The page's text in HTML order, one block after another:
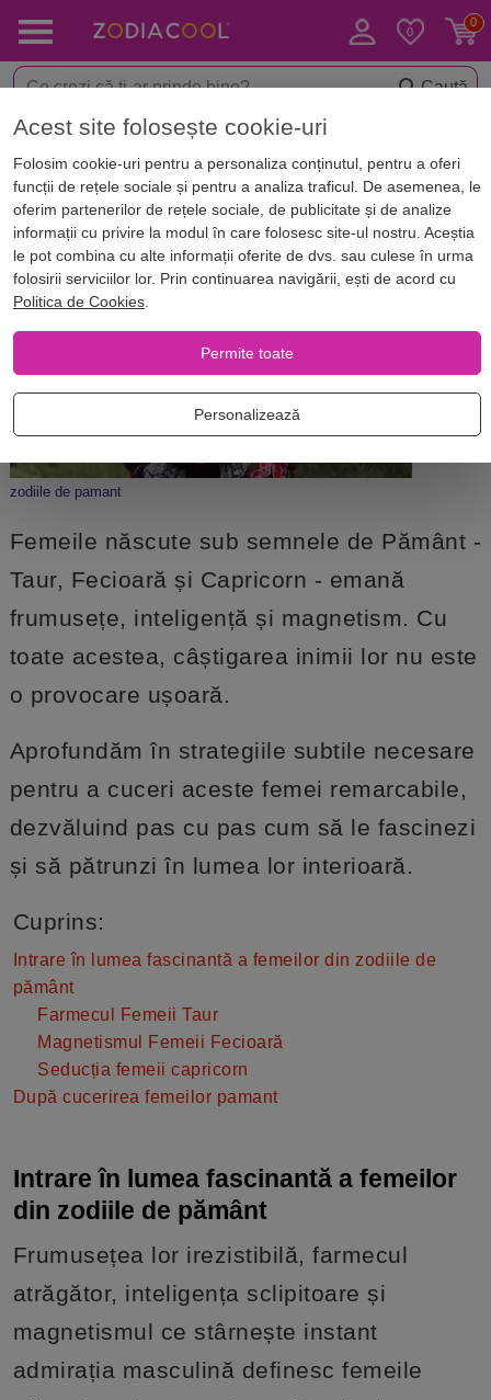
Caută
Acasă Blog Horoscop. Zodii
Descoperă trucuri pentru a seduce
femei din zodiile de PĂMÂNT
zodiile de pamant
Femeile născute sub semnele de Pământ -
Taur, Fecioară și Capricorn - emană
frumusețe, inteligență și magnetism. Cu
toate acestea, câștigarea inimii lor nu este
o provocare ușoară.
Aprofundăm în strategiile subtile necesare
pentru a cuceri aceste femei remarcabile,
dezvăluind pas cu pas cum să le fascinezi
și să pătrunzi în lumea lor interioară.
Cuprins:
Intrare în lumea fascinantă a femeilor din zodiile de
pământ
Farmecul Femeii Taur
Magnetismul Femeii Fecioară
Seducția femeii capricorn
După cucerirea femeilor pamant
Intrare în lumea fascinantă a femeilor
din zodiile de pământ
Frumusețea lor irezistibilă, farmecul
atrăgător, inteligența sclipitoare și
magnetismul ce stârnește instant
admirația masculină definesc femeile
Acest site folosește cookie-uri
Folosim cookie-uri pentru a personaliza conținutul, pentru a oferi
funcții de rețele sociale și pentru a analiza traficul. De asemenea, le
oferim partenerilor de rețele sociale, de publicitate și de analize
informații cu privire la modul în care folosesc site-ul nostru. Aceștia
le pot combina cu alte informații oferite de dvs. sau culese în urma
folosirii serviciilor lor. Prin continuarea navigării, ești de acord cu
Politica de Cookies.
Permite toate
Personalizează